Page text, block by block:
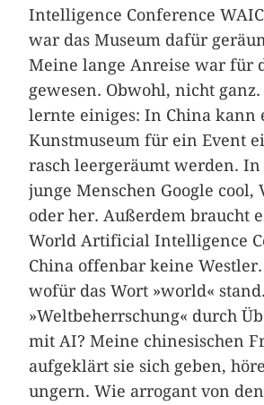
Intelligence Conference
war das Museum dafür
Meine lange Anreise war für
gewesen. Obwohl, nicht
lernte einiges: In China kann
Kunstmuseum für ein Event
rasch leergeräumt werden.
junge Menschen Google cool,
oder her. Außerdem braucht
World Artificial Intelligence
China offenbar keine
wofür das Wort »world«
»Weltbeherrschung« durch
mit AI? Meine chinesischen
aufgeklärt sie sich geben,
ungern. Wie arrogant von